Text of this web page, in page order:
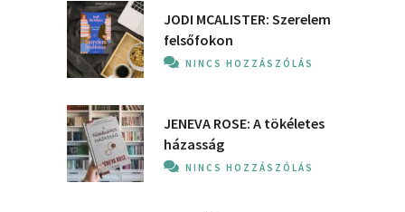
JODI MCALISTER: Szerelem
felsőfokon
NINCS HOZZÁSZÓLÁS
JENEVA ROSE: A ​tökéletes
házasság
NINCS HOZZÁSZÓLÁS